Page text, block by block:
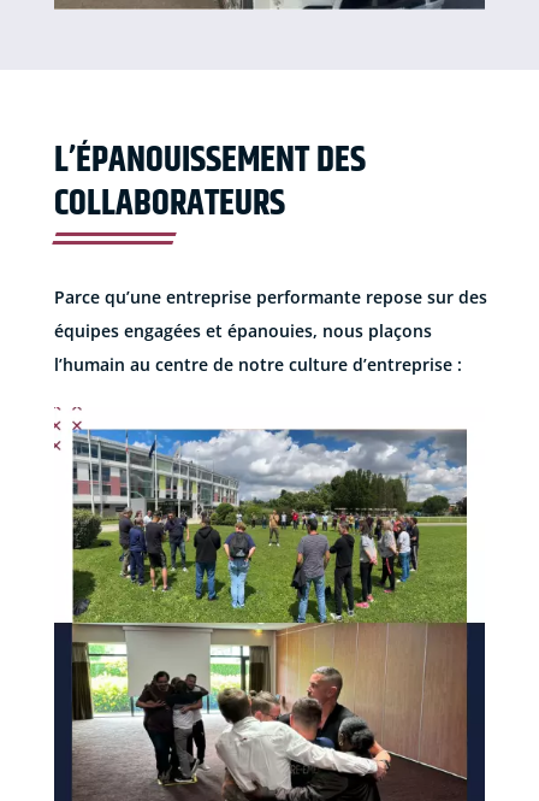
L’ÉPANOUISSEMENT DES
COLLABORATEURS
Parce qu’une entreprise performante repose sur des
équipes engagées et épanouies, nous plaçons
l’humain au centre de notre culture d’entreprise :